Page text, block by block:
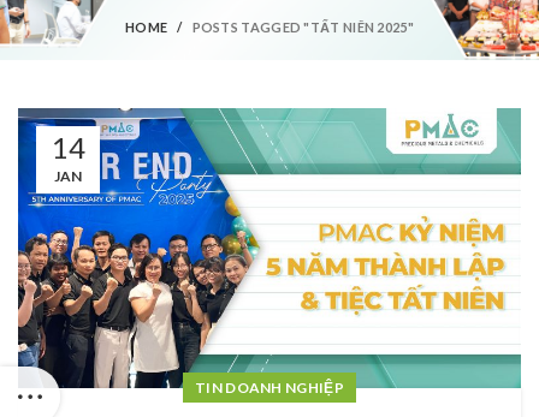
HOME POSTS TAGGED "TẤT NIÊN 2025"
14
JAN
TIN DOANH NGHIỆP